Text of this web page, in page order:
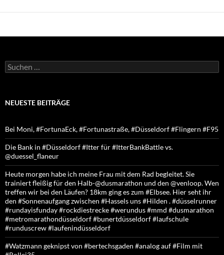
Suchen
nach:
NEUESTE BEITRÄGE
Bei Moni, #FortunaEck, #Fortunastraße, #Düsseldorf #Flingern #F95
Die Bank in #Düsseldorf #Itter für #ItterBankBattle vs.
@duessel_flaneur
Heute morgen habe ich meine Frau mit dem Rad begleitet. Sie
trainiert fleißig für den Halb-@dusmarathon und den @venloop. Wen
treffen wir bei den Läufen? 18km ging es zum #Elbsee. Hier seht ihr
den #Sonnenaufgang zwischen #Hassels uns #Hilden . #düsselrunner
#rundayisfunday #rockdiestrecke #werundus #mmd #dusmarathon
#metromarathondüsseldorf #bunertdüsseldorf #laufschule
#runduscrew #laufenindüsseldorf
#Watzmann geknipst von #bertechsgaden #analog auf #Film mit